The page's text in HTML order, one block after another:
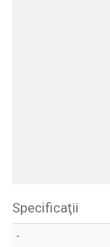
Specificaţii
-